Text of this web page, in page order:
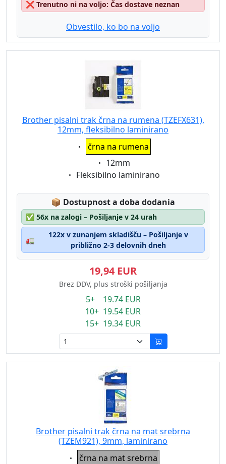
❌ Trenutno ni na voljo: Čas dostave neznan
Obvestilo, ko bo na voljo
Brother pisalni trak črna na rumena (TZEFX631),
12mm, fleksibilno laminirano
Eigenschaft:
črna na rumena
Eigenschaft:
12mm
Eigenschaft:
Fleksibilno laminirano
📦 Lagerstatus:
Dostupnost a doba dodania
✅ 56x na zalogi – Pošiljanje v 24 urah
🚛
122x v zunanjem skladišču – Pošiljanje v
približno 2-3 delovnih dneh
19,94 EUR
Brez DDV, plus stroški pošiljanja
5+ 19.74 EUR
10+ 19.54 EUR
15+ 19.34 EUR
Brother pisalni trak črna na mat srebrna
(TZEM921), 9mm, laminirano
Eigenschaft:
črna na mat srebrna